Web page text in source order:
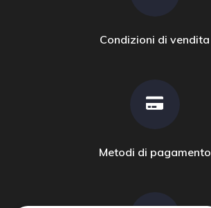
Condizioni di vendita
Metodi di pagamento